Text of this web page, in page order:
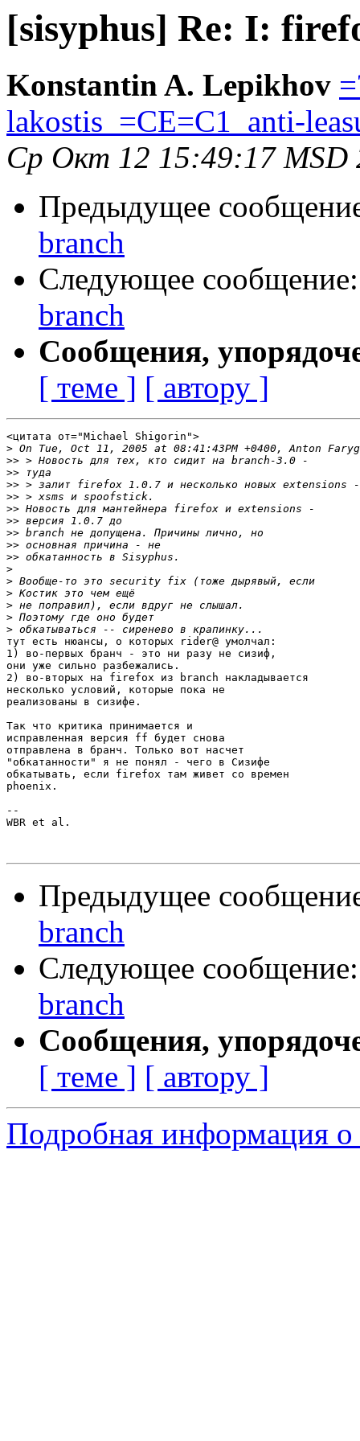
[sisyphus] Re: I:
Konstantin A. Lepikhov
lakostis_=CE=C1_anti-
Ср Окт 12 15:49:17 MSD
Предыдущее
branch
Следующее
branch
Сообщения,
[ теме ] [ автору ]
<цитата от="Michael Shigorin">
>
>>
>>
>>
>>
>>
>>
>>
>>
>>
>
>
>
>
>
>
тут есть нюансы, о которых rider@ умолчал:
1) во-первых бранч - это ни разу не сизиф,
они уже сильно разбежались.
2) во-вторых на firefox из branch накладывается
несколько условий, которые пока не
реализованы в сизифе.
Так что критика принимается и
исправленная версия ff будет снова
отправлена в бранч. Только вот насчет
"обкатанности" я не понял - чего в Сизифе
обкатывать, если firefox там живет со времен
phoenix.
--
WBR et al.
Предыдущее
branch
Следующее
branch
Сообщения,
[ теме ] [ автору ]
Подробная информация о